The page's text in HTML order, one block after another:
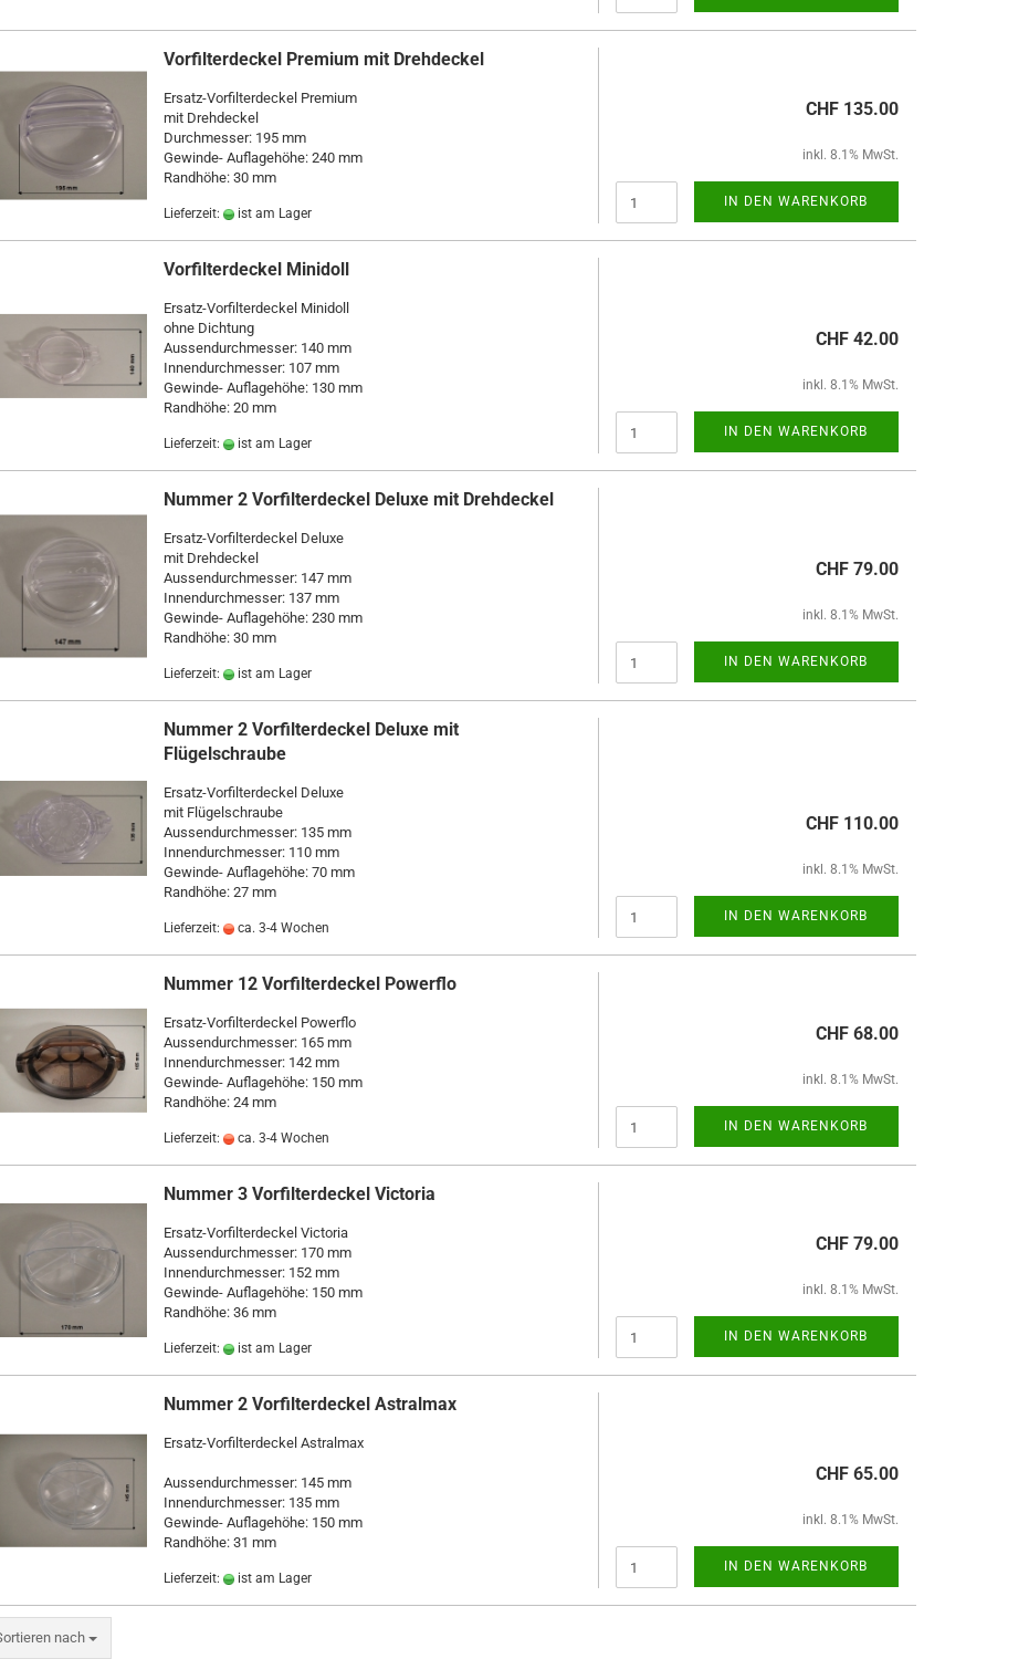
Vorfilterdeckel Premium mit Drehdeckel
Ersatz-Vorfilterdeckel Premium
mit Drehdeckel
Durchmesser: 195 mm
Gewinde- Auflagehöhe: 240 mm
Randhöhe: 30 mm
Lieferzeit: ist am Lager
CHF 135.00
inkl. 8.1% MwSt.
IN DEN WARENKORB
Vorfilterdeckel Minidoll
Ersatz-Vorfilterdeckel Minidoll
ohne Dichtung
Aussendurchmesser: 140 mm
Innendurchmesser: 107 mm
Gewinde- Auflagehöhe: 130 mm
Randhöhe: 20 mm
Lieferzeit: ist am Lager
CHF 42.00
inkl. 8.1% MwSt.
IN DEN WARENKORB
Nummer 2 Vorfilterdeckel Deluxe mit Drehdeckel
Ersatz-Vorfilterdeckel Deluxe
mit Drehdeckel
Aussendurchmesser: 147 mm
Innendurchmesser: 137 mm
Gewinde- Auflagehöhe: 230 mm
Randhöhe: 30 mm
Lieferzeit: ist am Lager
CHF 79.00
inkl. 8.1% MwSt.
IN DEN WARENKORB
Nummer 2 Vorfilterdeckel Deluxe mit
Flügelschraube
Ersatz-Vorfilterdeckel Deluxe
mit Flügelschraube
Aussendurchmesser: 135 mm
Innendurchmesser: 110 mm
Gewinde- Auflagehöhe: 70 mm
Randhöhe: 27 mm
Lieferzeit: ca. 3-4 Wochen
CHF 110.00
inkl. 8.1% MwSt.
IN DEN WARENKORB
Nummer 12 Vorfilterdeckel Powerflo
Ersatz-Vorfilterdeckel Powerflo
Aussendurchmesser: 165 mm
Innendurchmesser: 142 mm
Gewinde- Auflagehöhe: 150 mm
Randhöhe: 24 mm
Lieferzeit: ca. 3-4 Wochen
CHF 68.00
inkl. 8.1% MwSt.
IN DEN WARENKORB
Nummer 3 Vorfilterdeckel Victoria
Ersatz-Vorfilterdeckel Victoria
Aussendurchmesser: 170 mm
Innendurchmesser: 152 mm
Gewinde- Auflagehöhe: 150 mm
Randhöhe: 36 mm
Lieferzeit: ist am Lager
CHF 79.00
inkl. 8.1% MwSt.
IN DEN WARENKORB
Nummer 2 Vorfilterdeckel Astralmax
Ersatz-Vorfilterdeckel Astralmax
Aussendurchmesser: 145 mm
Innendurchmesser: 135 mm
Gewinde- Auflagehöhe: 150 mm
Randhöhe: 31 mm
Lieferzeit: ist am Lager
CHF 65.00
inkl. 8.1% MwSt.
IN DEN WARENKORB
nach